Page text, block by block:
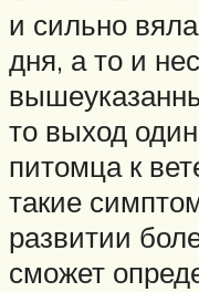
и сильно
дня, а то и
то выход
питомца к
такие
развитии
сможет